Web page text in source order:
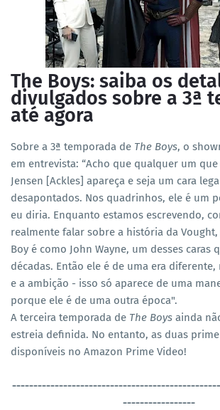
The Boys: saiba os
divulgados sobre a 3ª
até agora
Sobre a 3ª temporada de The Boys, o
em entrevista: “Acho que qualquer um
Jensen [Ackles] apareça e seja um cara
desapontados. Nos quadrinhos, ele é um
eu diria. Enquanto estamos escrevendo,
realmente falar sobre a história da
Boy é como John Wayne, um desses caras
décadas. Então ele é de uma era diferente,
e a ambição - isso só aparece de uma
porque ele é de uma outra época".
A terceira temporada de The Boys ainda
estreia definida. No entanto, as duas
disponíveis no Amazon Prime Video!
----------------------------------
-----------------